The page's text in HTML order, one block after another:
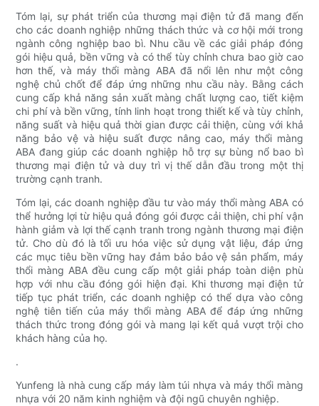
Tóm lại, sự phát triển của thương mại điện tử đã mang đến
cho các doanh nghiệp những thách thức và cơ hội mới trong
ngành công nghiệp bao bì. Nhu cầu về các giải pháp đóng
gói hiệu quả, bền vững và có thể tùy chỉnh chưa bao giờ cao
hơn thế, và máy thổi màng ABA đã nổi lên như một công
nghệ chủ chốt để đáp ứng những nhu cầu này. Bằng cách
cung cấp khả năng sản xuất màng chất lượng cao, tiết kiệm
chi phí và bền vững, tính linh hoạt trong thiết kế và tùy chỉnh,
năng suất và hiệu quả thời gian được cải thiện, cùng với khả
năng bảo vệ và hiệu suất được nâng cao, máy thổi màng
ABA đang giúp các doanh nghiệp hỗ trợ sự bùng nổ bao bì
thương mại điện tử và duy trì vị thế dẫn đầu trong một thị
trường cạnh tranh.
Tóm lại, các doanh nghiệp đầu tư vào máy thổi màng ABA có
thể hưởng lợi từ hiệu quả đóng gói được cải thiện, chi phí vận
hành giảm và lợi thế cạnh tranh trong ngành thương mại điện
tử. Cho dù đó là tối ưu hóa việc sử dụng vật liệu, đáp ứng
các mục tiêu bền vững hay đảm bảo bảo vệ sản phẩm, máy
thổi màng ABA đều cung cấp một giải pháp toàn diện phù
hợp với nhu cầu đóng gói hiện đại. Khi thương mại điện tử
tiếp tục phát triển, các doanh nghiệp có thể dựa vào công
nghệ tiên tiến của máy thổi màng ABA để đáp ứng những
thách thức trong đóng gói và mang lại kết quả vượt trội cho
khách hàng của họ.
.
Yunfeng là nhà cung cấp máy làm túi nhựa và máy thổi màng
nhựa với 20 năm kinh nghiệm và đội ngũ chuyên nghiệp.